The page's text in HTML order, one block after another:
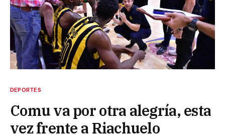
DEPORTES
Comu va por otra alegría, esta
vez frente a Riachuelo